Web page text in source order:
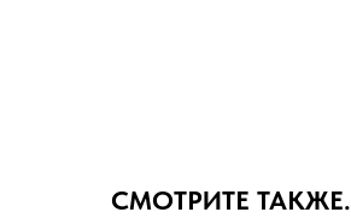
СМОТРИТЕ ТАКЖЕ.